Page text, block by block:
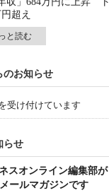
超え
と読む
のお知らせ
受け付けています
らせ
スオンライン編集部が
ールマガジンです